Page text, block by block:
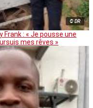
© DR
Frank : « Je pousse une
mes rêves »